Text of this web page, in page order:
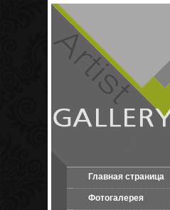
Главная страница
Фотогалерея